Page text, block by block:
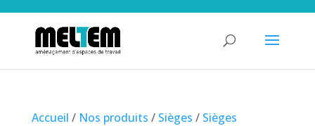
Accueil / Nos produits / Sièges / Sièges